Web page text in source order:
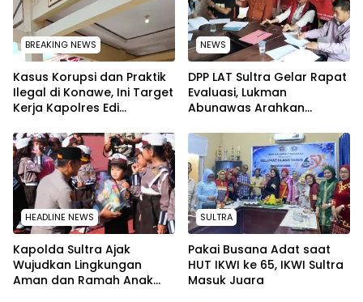
BREAKING NEWS
Kasus Korupsi dan Praktik
Ilegal di Konawe, Ini Target
Kerja Kapolres Edi
NEWS
‎DPP LAT Sultra Gelar Rapat
Evaluasi, Lukman
Abunawas Arahkan
Secara Rutin dan
Menyeluruh
HEADLINE NEWS
Kapolda Sultra Ajak
Wujudkan Lingkungan
Aman dan Ramah Anak
SULTRA
Pakai Busana Adat saat
HUT IKWI ke 65, IKWI Sultra
Masuk Juara